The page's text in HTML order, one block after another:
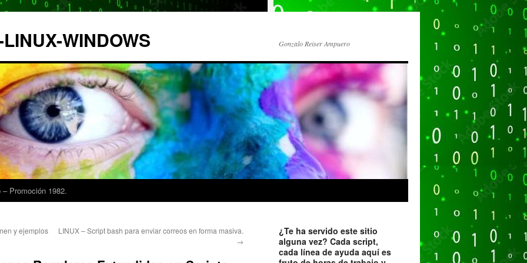
WINDOWS Gonzalo Reiser Ampuero
Promoción 1982.
y ejemplos
LINUX – Script bash para enviar correos en forma masiva.
→
¿Te ha servido este sitio
alguna vez? Cada script,
cada línea de ayuda aquí es